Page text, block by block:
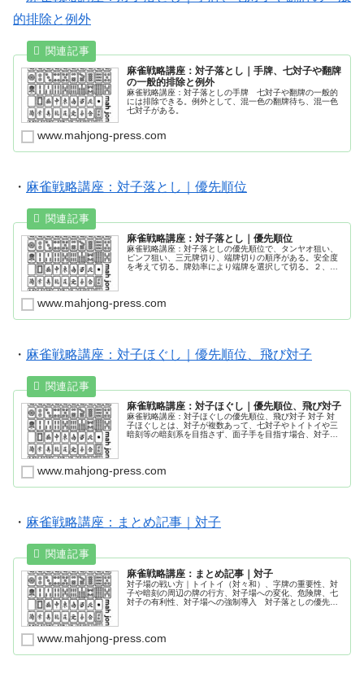
的排除と例外
麻雀戦略講座：対子落とし｜手牌、七対子や翻牌
の一般的排除と例外
麻雀戦略講座：対子落としの手牌 七対子や翻牌の一般的
には排除できる。例外として、混一色の翻牌待ち、混一色
七対子がある。
www.mahjong-press.com
・ 麻雀戦略講座：対子落とし｜優先順位
麻雀戦略講座：対子落とし｜優先順位
麻雀戦略講座：対子落としの優先順位で、タンヤオ狙い、
ピンフ狙い、三元牌切り、端牌切りの順序がある。安全度
を考えて切る。牌効率により端牌を選択して切る。２、４
www.mahjong-press.com
・ 麻雀戦略講座：対子ほぐし｜優先順位、飛び対子
麻雀戦略講座：対子ほぐし｜優先順位、飛び対子
麻雀戦略講座：対子ほぐしの優先順位、飛び対子 対子 対
子ほぐしとは、対子が複数あって、七対子やトイトイや三
暗刻等の暗刻系を目指さず、面子手を目指す場合、対子の
www.mahjong-press.com
・ 麻雀戦略講座：まとめ記事｜対子
麻雀戦略講座：まとめ記事｜対子
対子場の戦い方｜トイトイ（対々和）、字牌の重要性、対
子や暗刻の周辺の牌の行方、対子場への変化、危険牌、七
対子の有利性、対子場への強制導入 対子落としの優先順
変化、対子場の読み方 トイトイ（対々和）、対子場の危険
www.mahjong-press.com